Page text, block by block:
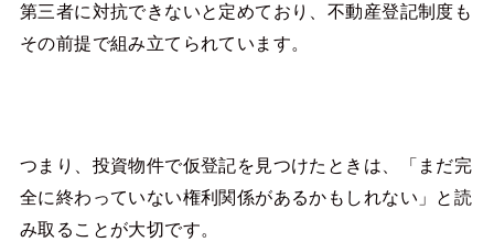
第三者に対抗できないと定めており、不動産登記制度も
その前提で組み立てられています。
つまり、投資物件で仮登記を見つけたときは、「まだ完
全に終わっていない権利関係があるかもしれない」と読
み取ることが大切です。